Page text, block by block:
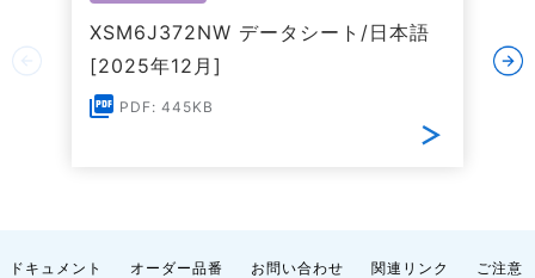
XSM6J372NW データシート/日本語
[2025年12月]
PDF: 445KB
ドキュメント オーダー品番 お問い合わせ 関連リンク ご注意